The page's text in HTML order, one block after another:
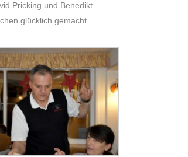
Pricking und Benedikt
glücklich gemacht….